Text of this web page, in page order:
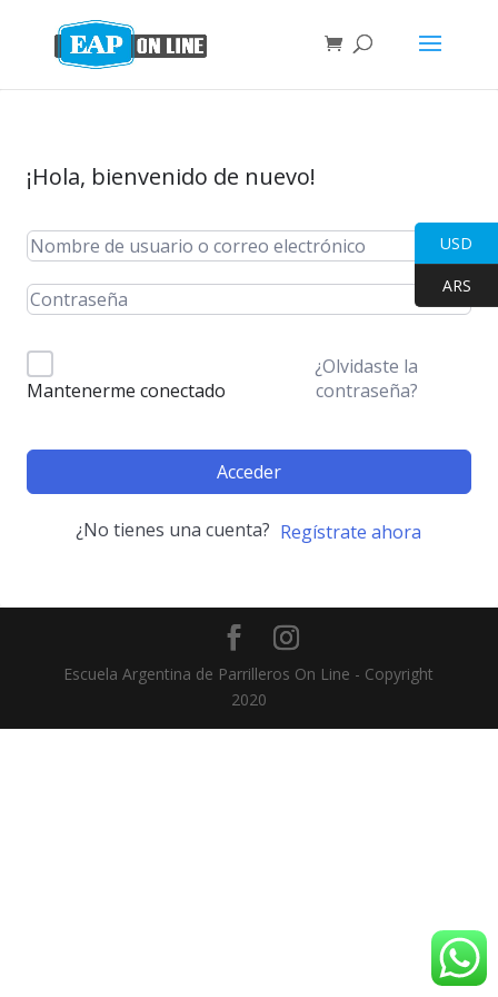
¡Hola, bienvenido de nuevo!
Mantenerme conectado
¿Olvidaste la
contraseña?
Acceder
¿No tienes una cuenta? Regístrate ahora
Escuela Argentina de Parrilleros On Line - Copyright
2020
USD
ARS